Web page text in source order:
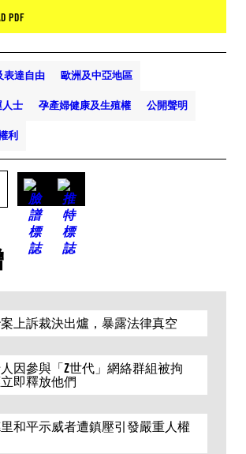
PDF
表達自由 歐洲及中亞地區
人士 孕產婦健康及生殖權 公開聲明
利
上訴裁決出爐，暴露法律真空
因參與「Z世代」網絡群組被拘
即釋放他們
和平示威者遭鎮壓引發嚴重人權